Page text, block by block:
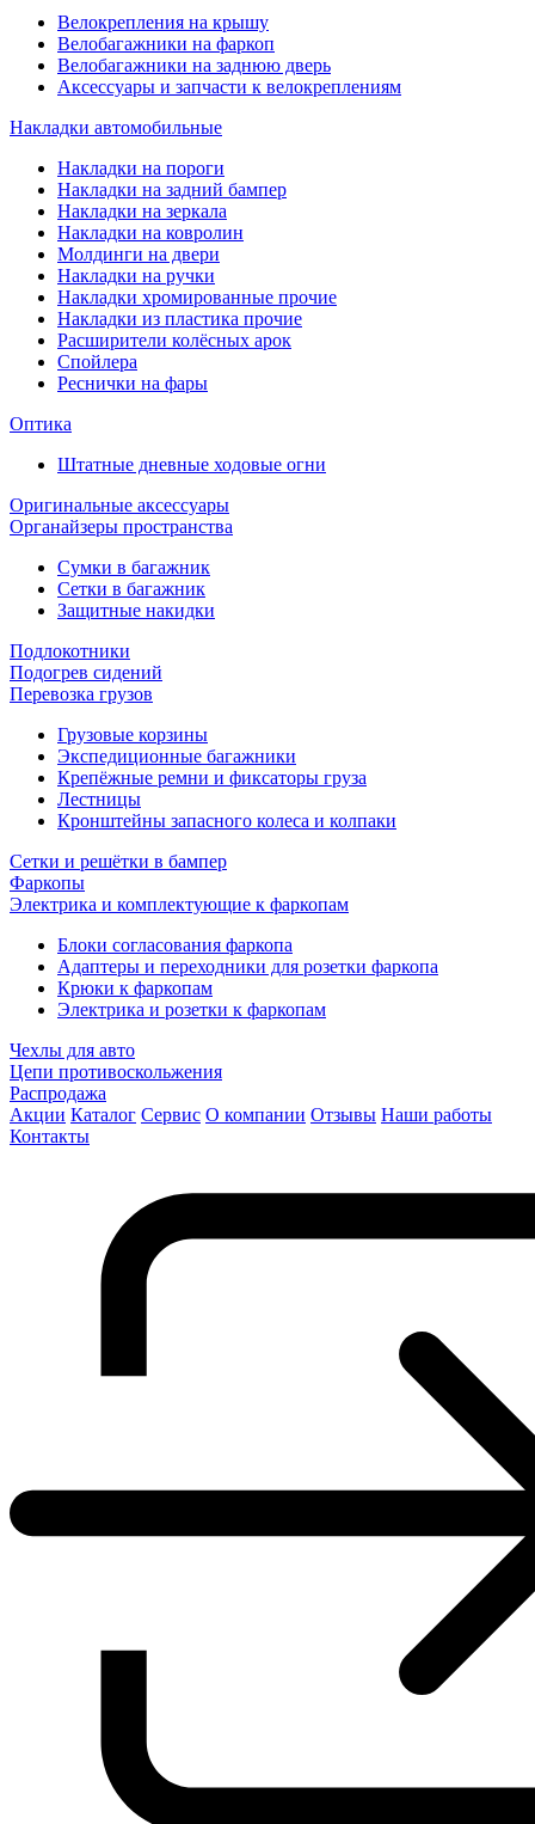
Велокрепления на крышу
Велобагажники на фаркоп
Велобагажники на заднюю дверь
Аксессуары и запчасти к велокреплениям
Накладки автомобильные
Накладки на пороги
Накладки на задний бампер
Накладки на зеркала
Накладки на ковролин
Молдинги на двери
Накладки на ручки
Накладки хромированные прочие
Накладки из пластика прочие
Расширители колёсных арок
Спойлера
Реснички на фары
Оптика
Штатные дневные ходовые огни
Оригинальные аксессуары
Органайзеры пространства
Сумки в багажник
Сетки в багажник
Защитные накидки
Подлокотники
Подогрев сидений
Перевозка грузов
Грузовые корзины
Экспедиционные багажники
Крепёжные ремни и фиксаторы груза
Лестницы
Кронштейны запасного колеса и колпаки
Сетки и решётки в бампер
Фаркопы
Электрика и комплектующие к фаркопам
Блоки согласования фаркопа
Адаптеры и переходники для розетки фаркопа
Крюки к фаркопам
Электрика и розетки к фаркопам
Чехлы для авто
Цепи противоскольжения
Распродажа
Акции Каталог Сервис О компании Отзывы Наши работы
Контакты